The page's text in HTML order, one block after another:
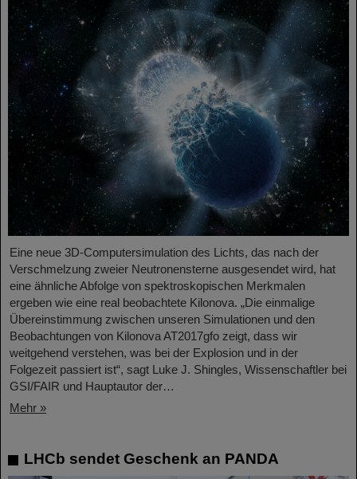
Eine neue 3D-Computersimulation des Lichts, das nach der
Verschmelzung zweier Neutronensterne ausgesendet wird, hat
eine ähnliche Abfolge von spektroskopischen Merkmalen
ergeben wie eine real beobachtete Kilonova. „Die einmalige
Übereinstimmung zwischen unseren Simulationen und den
Beobachtungen von Kilonova AT2017gfo zeigt, dass wir
weitgehend verstehen, was bei der Explosion und in der
Folgezeit passiert ist“, sagt Luke J. Shingles, Wissenschaftler bei
GSI/FAIR und Hauptautor der…
Mehr »
LHCb sendet Geschenk an PANDA